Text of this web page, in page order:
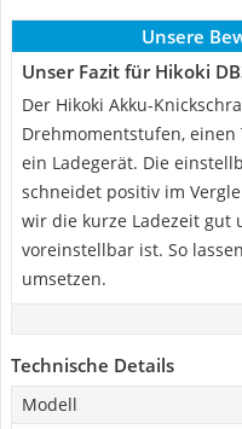
Unsere
Unser Fazit für Hikoki
Der Hikoki Akku-
Drehmomentstufen,
ein Ladegerät. Die
schneidet positiv im
wir die kurze Ladezeit gut
voreinstellbar ist. So
umsetzen.
Technische Details
Modell